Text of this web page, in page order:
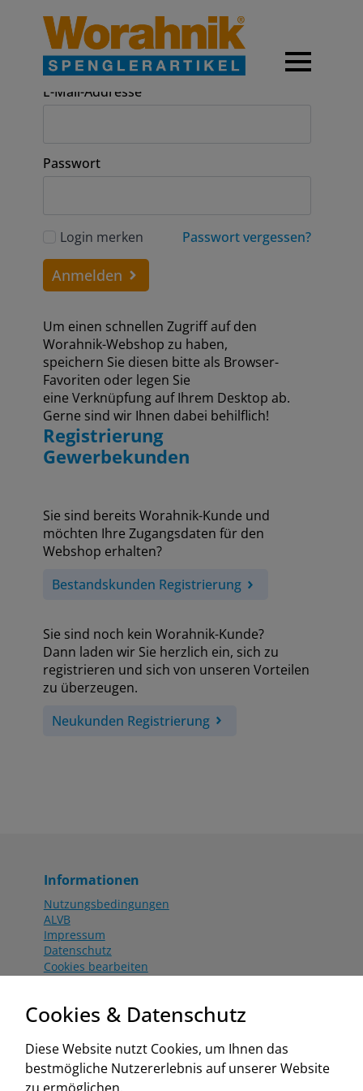
Anmeldung
E-Mail-Addresse
Passwort
Login merken Passwort vergessen?
Anmelden
Um einen schnellen Zugriff auf den
Worahnik-Webshop zu haben,
speichern Sie diesen bitte als Browser-
Favoriten oder legen Sie
eine Verknüpfung auf Ihrem Desktop ab.
Gerne sind wir Ihnen dabei behilflich!
Registrierung
Gewerbekunden
Sie sind bereits Worahnik-Kunde und
möchten Ihre Zugangsdaten für den
Webshop erhalten?
Bestandskunden Registrierung
Sie sind noch kein Worahnik-Kunde?
Dann laden wir Sie herzlich ein, sich zu
registrieren und sich von unseren Vorteilen
zu überzeugen.
Neukunden Registrierung
Informationen
Nutzungsbedingungen
ALVB
Impressum
Datenschutz
Cookies bearbeiten
Aktionsbedingungen
www.worahnik.at
Zentrale Köttlach
Cookies & Datenschutz
Diese Website nutzt Cookies, um Ihnen das
bestmögliche Nutzererlebnis auf unserer Website